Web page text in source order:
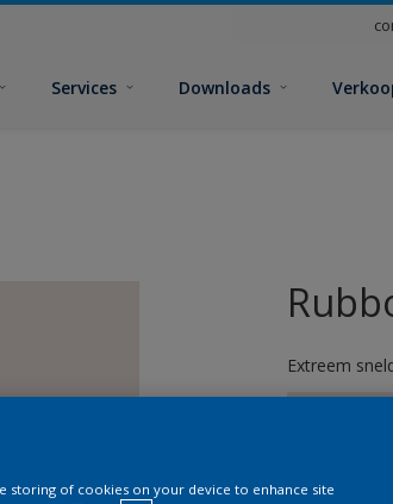
Services Downloads
Extreem
Modern
storing of cookies on your device to enhance site